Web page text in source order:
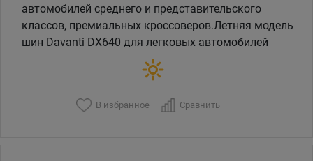
автомобилей среднего и представительского
классов, премиальных кроссоверов.Летняя модель
шин Davanti DX640 для легковых автомобилей
В избранное Сравнить